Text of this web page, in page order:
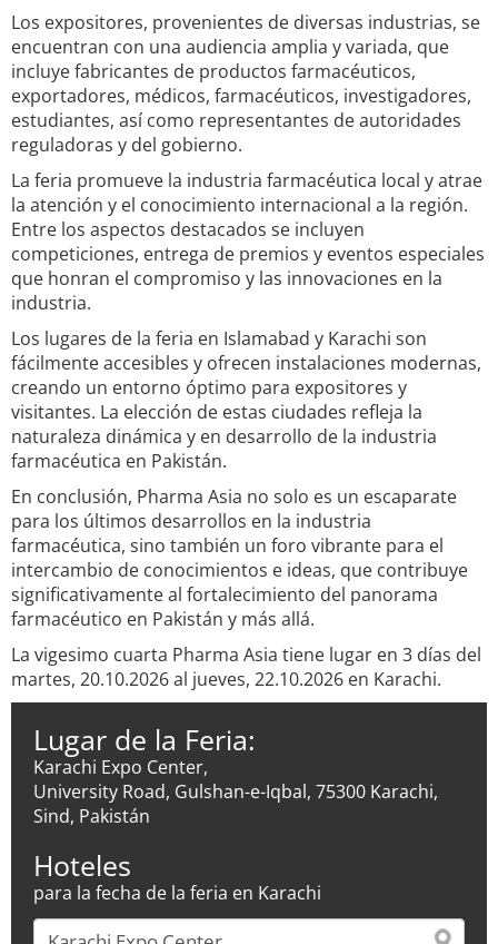
Los expositores, provenientes de diversas industrias, se
encuentran con una audiencia amplia y variada, que
incluye fabricantes de productos farmacéuticos,
exportadores, médicos, farmacéuticos, investigadores,
estudiantes, así como representantes de autoridades
reguladoras y del gobierno.
La feria promueve la industria farmacéutica local y atrae
la atención y el conocimiento internacional a la región.
Entre los aspectos destacados se incluyen
competiciones, entrega de premios y eventos especiales
que honran el compromiso y las innovaciones en la
industria.
Los lugares de la feria en Islamabad y Karachi son
fácilmente accesibles y ofrecen instalaciones modernas,
creando un entorno óptimo para expositores y
visitantes. La elección de estas ciudades refleja la
naturaleza dinámica y en desarrollo de la industria
farmacéutica en Pakistán.
En conclusión, Pharma Asia no solo es un escaparate
para los últimos desarrollos en la industria
farmacéutica, sino también un foro vibrante para el
intercambio de conocimientos e ideas, que contribuye
significativamente al fortalecimiento del panorama
farmacéutico en Pakistán y más allá.
La vigesimo cuarta Pharma Asia tiene lugar en 3 días del
martes, 20.10.2026 al jueves, 22.10.2026 en Karachi.
Lugar de la Feria:
Karachi Expo Center,
University Road, Gulshan-e-Iqbal, 75300 Karachi,
Sind, Pakistán
Hoteles
para la fecha de la feria en Karachi